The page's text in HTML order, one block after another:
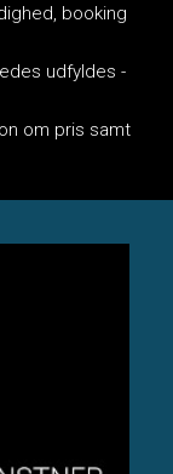
booking
udfyldes -
om pris samt